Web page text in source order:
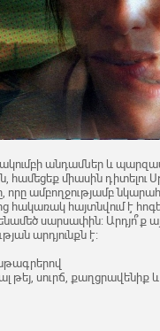
անդամներ և
համեցեք միասին դիտելու
ամբողջությամբ
հակառակ հայտնվում է
սարսափին: Արդյո՞ք
արդյունքն է:
թեյ, սուրճ, քաղցրավենիք